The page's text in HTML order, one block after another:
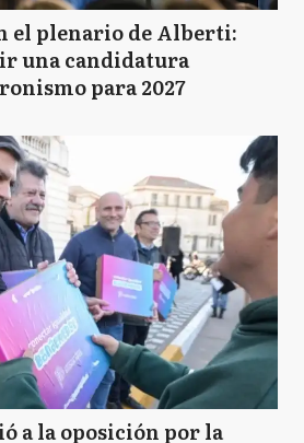
el plenario de Alberti:
una candidatura
para 2027
a la oposición por la